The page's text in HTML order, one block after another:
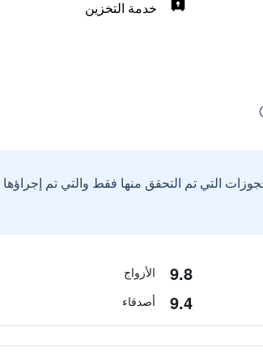
خدمة التخزين
التي تم التحقق منها فقط والتي تم
9.8 الأزواج
9.4 أصدقاء